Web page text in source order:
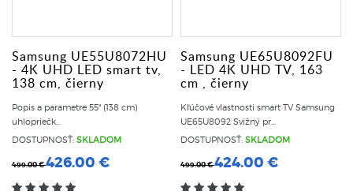
Samsung UE55U8072HU
- 4K UHD LED smart tv,
138 cm, čierny
Popis a parametre 55" (138 cm)
uhlopriečk...
DOSTUPNOSŤ: SKLADOM
499.00 €426.00 €
Samsung UE65U8092FU
- LED 4K UHD TV, 163
cm , čierny
Kľúčové vlastnosti smart TV Samsung
UE65U8092 Svižný pr...
DOSTUPNOSŤ: SKLADOM
499.00 €424.00 €